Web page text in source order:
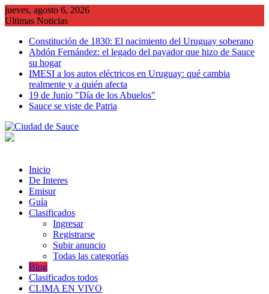
Saltar
al
jueves, agosto 6, 2026
Ultimas Noticias
Constitución de 1830: El nacimiento del Uruguay soberano
Abdón Fernández: el legado del payador que hizo de Sauce
su hogar
IMESI a los autos eléctricos en Uruguay: qué cambia
realmente y a quién afecta
19 de Junio "Día de los Abuelos"
Sauce se viste de Patria
Inicio
De Interes
Emisur
Guía
Clasificados
Ingresar
Registrarse
Subir anuncio
Todas las categorías
Blog
Clasificados todos
CLIMA EN VIVO